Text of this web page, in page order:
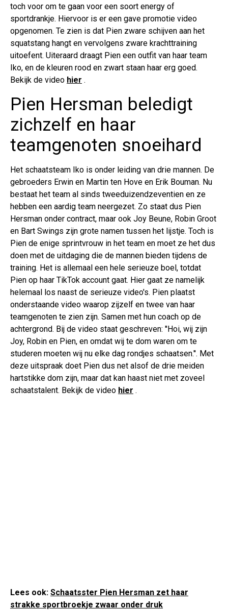
toch voor om te gaan voor een soort energy of
sportdrankje. Hiervoor is er een gave promotie video
opgenomen. Te zien is dat Pien zware schijven aan het
squatstang hangt en vervolgens zware krachttraining
uitoefent. Uiteraard draagt Pien een outfit van haar team
Iko, en de kleuren rood en zwart staan haar erg goed.
Bekijk de video hier .
Pien Hersman beledigt
zichzelf en haar
teamgenoten snoeihard
Het schaatsteam Iko is onder leiding van drie mannen. De
gebroeders Erwin en Martin ten Hove en Erik Bouman. Nu
bestaat het team al sinds tweeduizendzeventien en ze
hebben een aardig team neergezet. Zo staat dus Pien
Hersman onder contract, maar ook Joy Beune, Robin Groot
en Bart Swings zijn grote namen tussen het lijstje. Toch is
Pien de enige sprintvrouw in het team en moet ze het dus
doen met de uitdaging die de mannen bieden tijdens de
training. Het is allemaal een hele serieuze boel, totdat
Pien op haar TikTok account gaat. Hier gaat ze namelijk
helemaal los naast de serieuze video's. Pien plaatst
onderstaande video waarop zijzelf en twee van haar
teamgenoten te zien zijn. Samen met hun coach op de
achtergrond. Bij de video staat geschreven: ''Hoi, wij zijn
Joy, Robin en Pien, en omdat wij te dom waren om te
studeren moeten wij nu elke dag rondjes schaatsen.''. Met
deze uitspraak doet Pien dus net alsof de drie meiden
hartstikke dom zijn, maar dat kan haast niet met zoveel
schaatstalent. Bekijk de video hier .
Lees ook: Schaatsster Pien Hersman zet haar
strakke sportbroekje zwaar onder druk